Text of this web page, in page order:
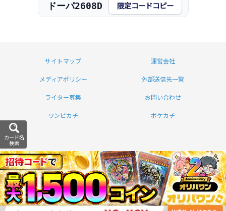
ドーパ2608D 限定コードコピー
運営会社
サイトマップ
外部送信先一覧
メディアポリシー
お問い合わせ
ライター募集
ポケカチ
ワンピカチ
遊戯カチを運営する株式会社コレックホールディ
ングスは、景表法・特定商取引法に関する認定
資格「KTAA」の団体認証マークを取得していま
す。
カード名
検索